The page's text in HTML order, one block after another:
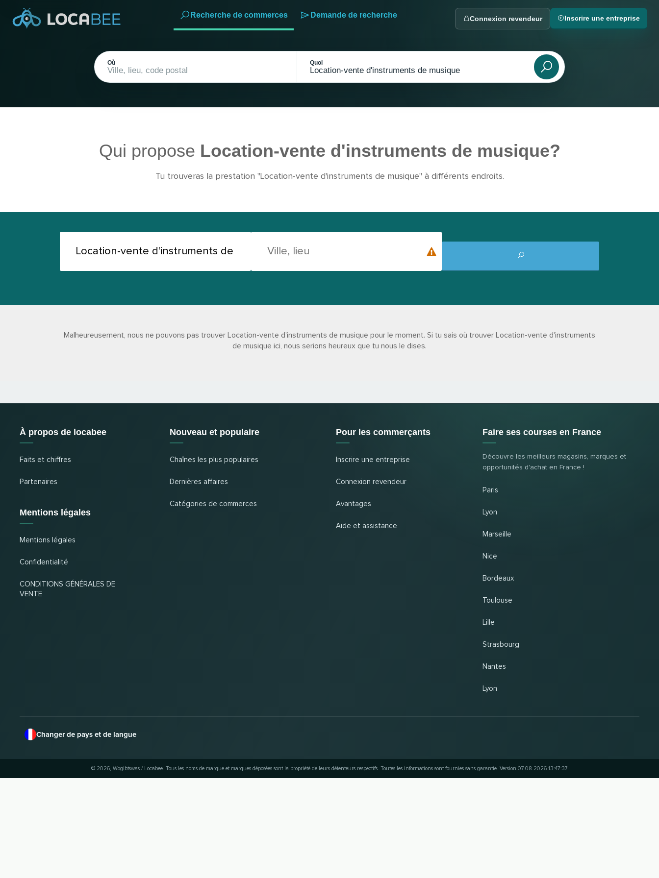
Recherche de commerces Demande de recherche
Où Quoi
Connexion revendeur Inscrire une entreprise
Qui propose Location-vente d'instruments de musique?
Tu trouveras la prestation "Location-vente d'instruments de musique" à différents endroits.
Malheureusement, nous ne pouvons pas trouver Location-vente d'instruments de musique pour le moment. Si tu sais où trouver Location-vente d'instruments
de musique ici, nous serions heureux que tu nous le dises.
À propos de locabee
Faits et chiffres
Partenaires
Mentions légales
Mentions légales
Confidentialité
CONDITIONS GÉNÉRALES DE
VENTE
Nouveau et populaire
Chaînes les plus populaires
Dernières affaires
Catégories de commerces
Pour les commerçants
Inscrire une entreprise
Connexion revendeur
Avantages
Aide et assistance
Faire ses courses en France
Découvre les meilleurs magasins, marques et
opportunités d'achat en France !
Paris
Lyon
Marseille
Nice
Bordeaux
Toulouse
Lille
Strasbourg
Nantes
Lyon
Changer de pays et de langue
© 2026, Wogibtswas / Locabee. Tous les noms de marque et marques déposées sont la propriété de leurs détenteurs respectifs. Toutes les informations sont fournies sans garantie. Version 07.08.2026 13:47:37